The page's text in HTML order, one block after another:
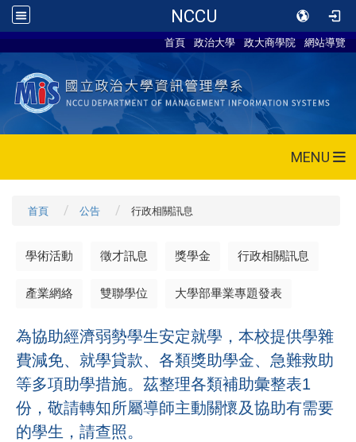
NCCU
首頁 政治大學 政大商學院 網站導覽
MENU
首頁 公告 行政相關訊息
學術活動 徵才訊息 獎學金 行政相關訊息
產業網絡 雙聯學位 大學部畢業專題發表
為協助經濟弱勢學生安定就學，本校提供學雜
費減免、就學貸款、各類獎助學金、急難救助
等多項助學措施。茲整理各類補助彙整表1
份，敬請轉知所屬導師主動關懷及協助有需要
的學生，請查照。